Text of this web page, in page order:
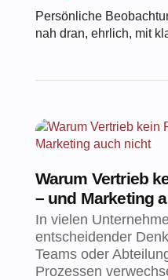
Persönliche
nah dran, ehrlich, mit
Warum Vertrieb
– und Marketing
In vielen
entscheidender
Teams oder
Prozessen